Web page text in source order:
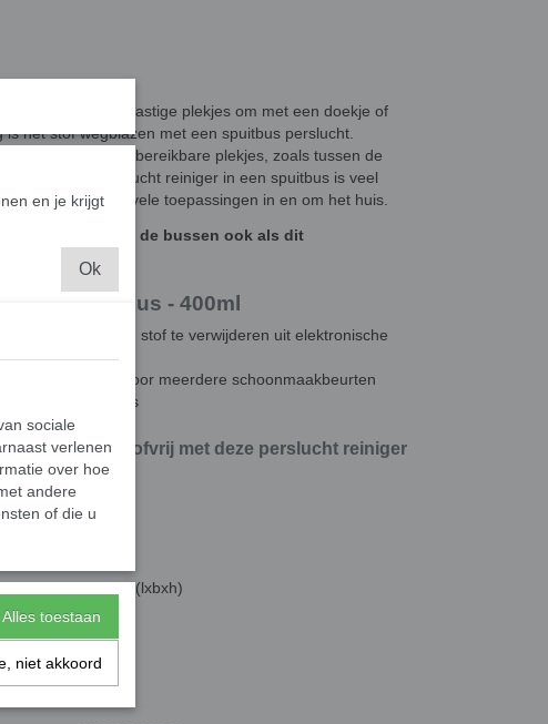
stof? Het zijn lastige plekjes om met een doekje of
het stof wegblazen met een spuitbus perslucht.
van moeilijk te bereikbare plekjes, zoals tussen de
Perslucht reiniger in een spuitbus is veel
en heeft vele toepassingen in en om het huis.
staat er gas op de bussen ook als dit
spuitbus - 400ml
manier om stof te verwijderen uit elektronische
400ML, genoeg voor meerdere schoonmaakbeurten
bereikbare plekjes
en veilig stofvrij met deze perslucht reiniger
x 6,6 x 6,5 cm (lxbxh)
en je krijgt
Ok
sociale
verlenen
over hoe
andere
of die u
Alles toestaan
niet akkoord